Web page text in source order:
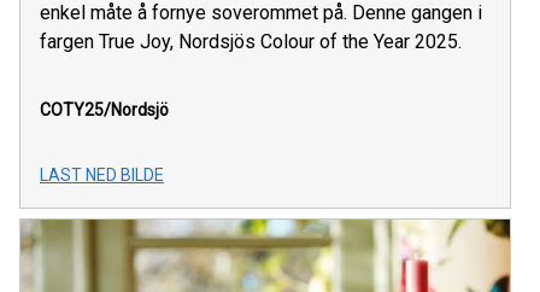
enkel måte å fornye soverommet på. Denne gangen i
fargen True Joy, Nordsjös Colour of the Year 2025.
COTY25/Nordsjö
LAST NED BILDE